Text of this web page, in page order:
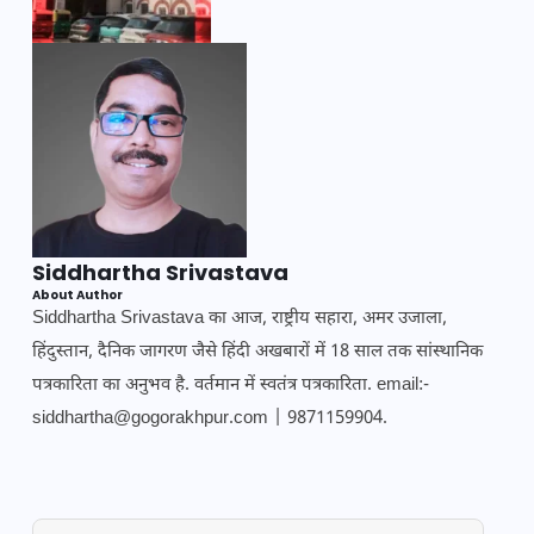
Siddhartha Srivastava
About Author
Siddhartha Srivastava का आज, राष्ट्रीय सहारा, अमर उजाला,
हिंदुस्तान, दैनिक जागरण जैसे हिंदी अखबारों में 18 साल तक सांस्थानिक
पत्रकारिता का अनुभव है. वर्तमान में स्वतंत्र पत्रकारिता. email:-
siddhartha@gogorakhpur.com | 9871159904.